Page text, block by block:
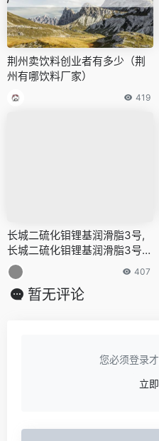
荆州卖饮料创业者有多少（荆
州有哪饮料厂家）
419
长城二硫化钼锂基润滑脂3号,
长城二硫化钼锂基润滑脂3号保
质期
407
暂无评论
您必须登录
立